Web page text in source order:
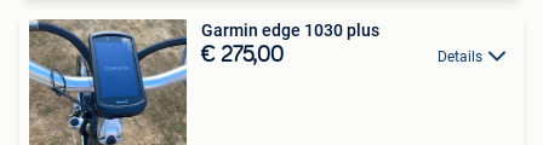
Garmin edge 1030 plus
€ 275,00 Details